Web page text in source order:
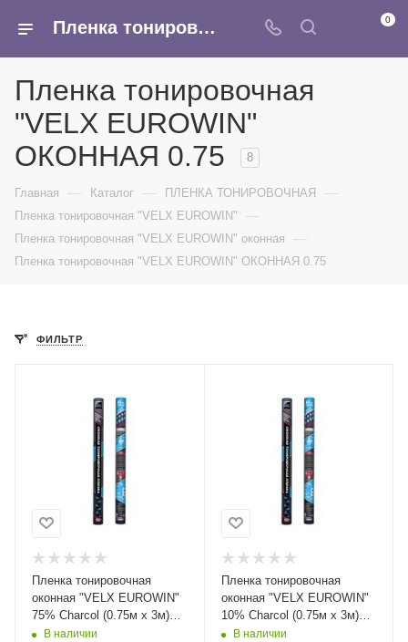
Пленка тонировочная оконная VELX EUROWIN треугольник - купить оптом в интернет-магазине Армина 0
Пленка тонировочная
"VELX EUROWIN"
ОКОННАЯ 0.75
8
Главная — Каталог — ПЛЕНКА ТОНИРОВОЧНАЯ —
Пленка тонировочная "VELX EUROWIN" —
Пленка тонировочная "VELX EUROWIN" оконная —
Пленка тонировочная "VELX EUROWIN" ОКОННАЯ 0.75
ФИЛЬТР
Пленка тонировочная
оконная "VELX EUROWIN"
75% Сharcol (0.75м х 3м)
/20В наличии
Пленка тонировочная
оконная "VELX EUROWIN"
10% Сharcol (0.75м х 3м)
/20В наличии